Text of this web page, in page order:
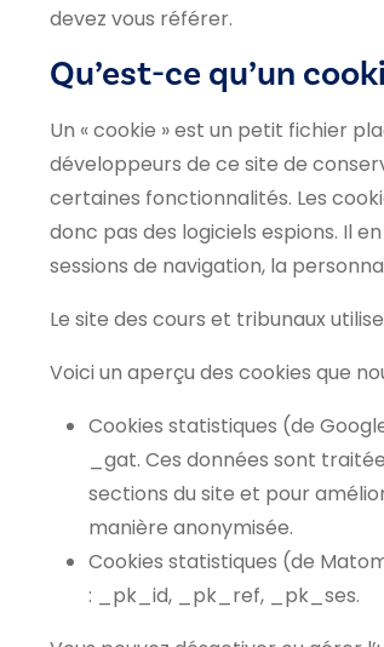
devez vous référer.
Qu’est-ce qu’un
Un « cookie » est un petit fichier
développeurs de ce site de
certaines fonctionnalités. Les
donc pas des logiciels espions. Il
sessions de navigation, la
Le site des cours et tribunaux
Voici un aperçu des cookies que
Cookies statistiques (de
_gat. Ces données sont
sections du site et pour
manière anonymisée.
Cookies statistiques (de
: _pk_id, _pk_ref, _pk_ses.